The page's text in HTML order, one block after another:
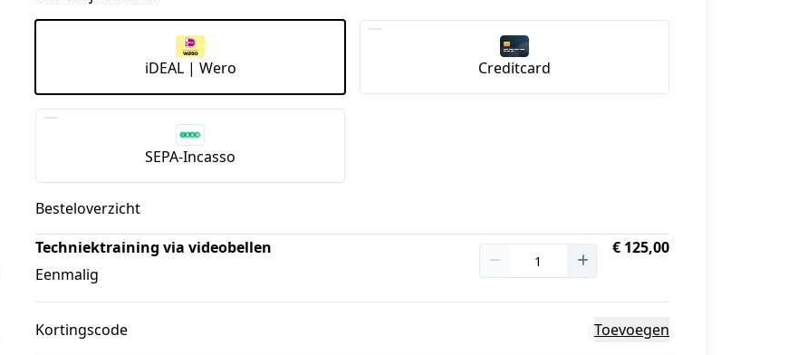
iDEAL | Wero Creditcard
SEPA-Incasso
Besteloverzicht
Techniektraining via videobellen
Eenmalig
€ 125,00
Kortingscode Toevoegen